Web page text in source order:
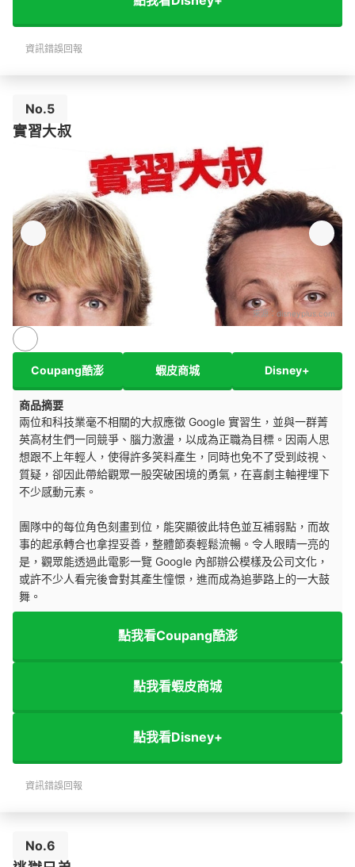
資訊錯誤回報
No.5
實習大叔
來源： disneyplus.com
Coupang酷澎 蝦皮商城 Disney+
商品摘要
兩位和科技業毫不相關的大叔應徵 Google 實習生，並與一群菁
英高材生們一同競爭、腦力激盪，以成為正職為目標。因兩人思
想跟不上年輕人，使得許多笑料產生，同時也免不了受到歧視、
質疑，卻因此帶給觀眾一股突破困境的勇氣，在喜劇主軸裡埋下
不少感動元素。
團隊中的每位角色刻畫到位，能突顯彼此特色並互補弱點，而故
事的起承轉合也拿捏妥善，整體節奏輕鬆流暢。令人眼睛一亮的
是，觀眾能透過此電影一覽 Google 內部辦公模樣及公司文化，
或許不少人看完後會對其產生憧憬，進而成為追夢路上的一大鼓
舞。
點我看Coupang酷澎
點我看蝦皮商城
點我看Disney+
資訊錯誤回報
No.6